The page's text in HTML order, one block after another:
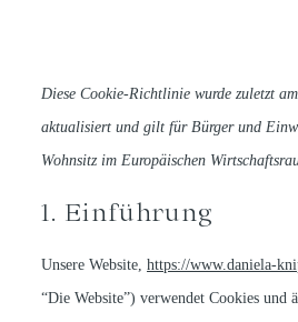
About
Diese Cookie-Richtlinie wurde zuletzt
aktualisiert und gilt für Bürger und
Wohnsitz im Europäischen
1. Einführung
Unsere Website,https://www.daniela-
“Die Website”) verwendet Cookies und